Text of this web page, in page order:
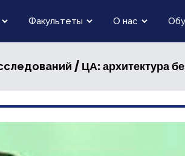
Факультеты О нас
/ ЦА: архитектура